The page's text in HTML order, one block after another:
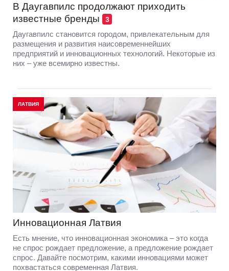
В Даугавпилс продолжают приходить
известные бренды
3
Даугавпилс становится городом, привлекательным для
размещения и развития наисовременнейших
предприятий и инновационных технологий. Некоторые из
них – уже всемирно известны.
ЛАТВИЯ
Инновационная Латвия
Есть мнение, что инновационная экономика – это когда
не спрос рождает предложение, а предложение рождает
спрос. Давайте посмотрим, какими инновациями может
похвастаться современная Латвия.